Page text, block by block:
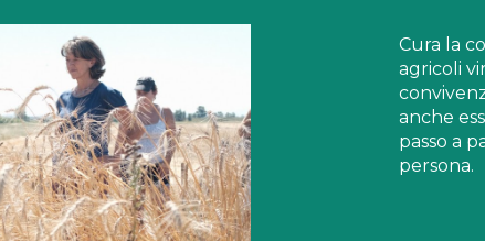
Cura la
agricol i
anche
passo a
persona.